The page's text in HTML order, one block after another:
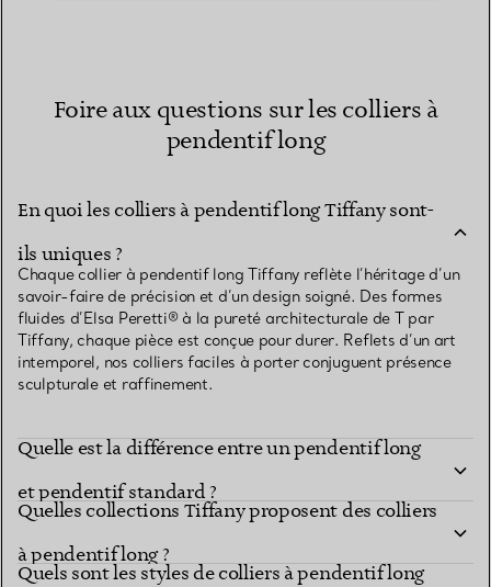
Foire aux questions sur les colliers à
pendentif long
En quoi les colliers à pendentif long Tiffany sont-
ils uniques ?
Chaque collier à pendentif long Tiffany reflète l’héritage d’un
savoir-faire de précision et d’un design soigné. Des formes
fluides d’Elsa Peretti® à la pureté architecturale de T par
Tiffany, chaque pièce est conçue pour durer. Reflets d’un art
intemporel, nos colliers faciles à porter conjuguent présence
sculpturale et raffinement.
Quelle est la différence entre un pendentif long
et pendentif standard ?
Quelles collections Tiffany proposent des colliers
à pendentif long ?
Quels sont les styles de colliers à pendentif long